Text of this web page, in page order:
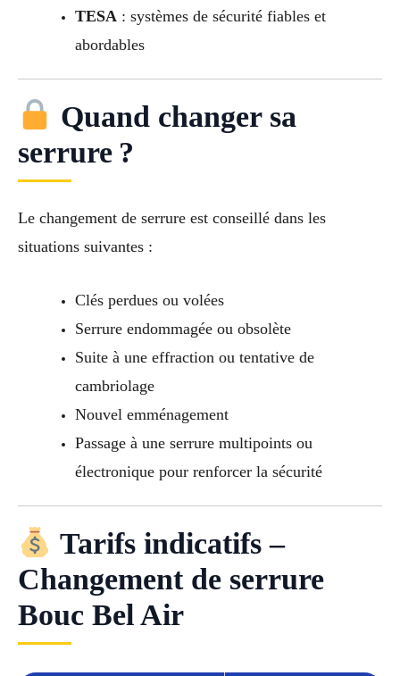
TESA : systèmes de sécurité fiables et
abordables
Quand changer sa
serrure ?
Le changement de serrure est conseillé dans les
situations suivantes :
Clés perdues ou volées
Serrure endommagée ou obsolète
Suite à une effraction ou tentative de
cambriolage
Nouvel emménagement
Passage à une serrure multipoints ou
électronique pour renforcer la sécurité
Tarifs indicatifs –
Changement de serrure
Bouc Bel Air